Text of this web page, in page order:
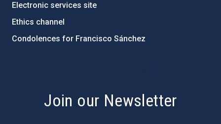
Electronic services site
Ethics channel
Condolences for Francisco Sánchez
Join our Newsletter